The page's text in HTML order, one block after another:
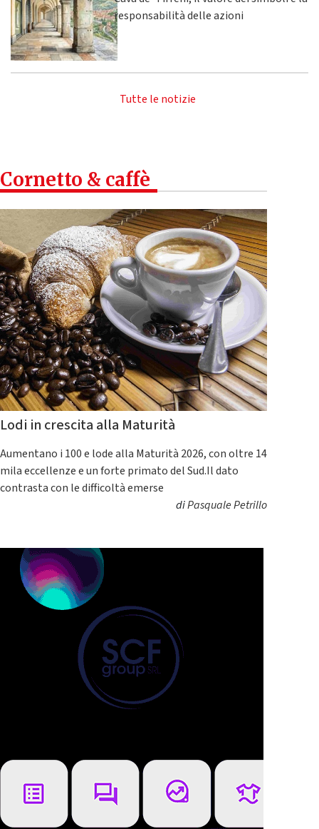
responsabilità delle azioni
Tutte le notizie
Cornetto & caffè
Lodi in crescita alla Maturità
Aumentano i 100 e lode alla Maturità 2026, con oltre 14
mila eccellenze e un forte primato del Sud.Il dato
contrasta con le difficoltà emerse
diPasquale Petrillo